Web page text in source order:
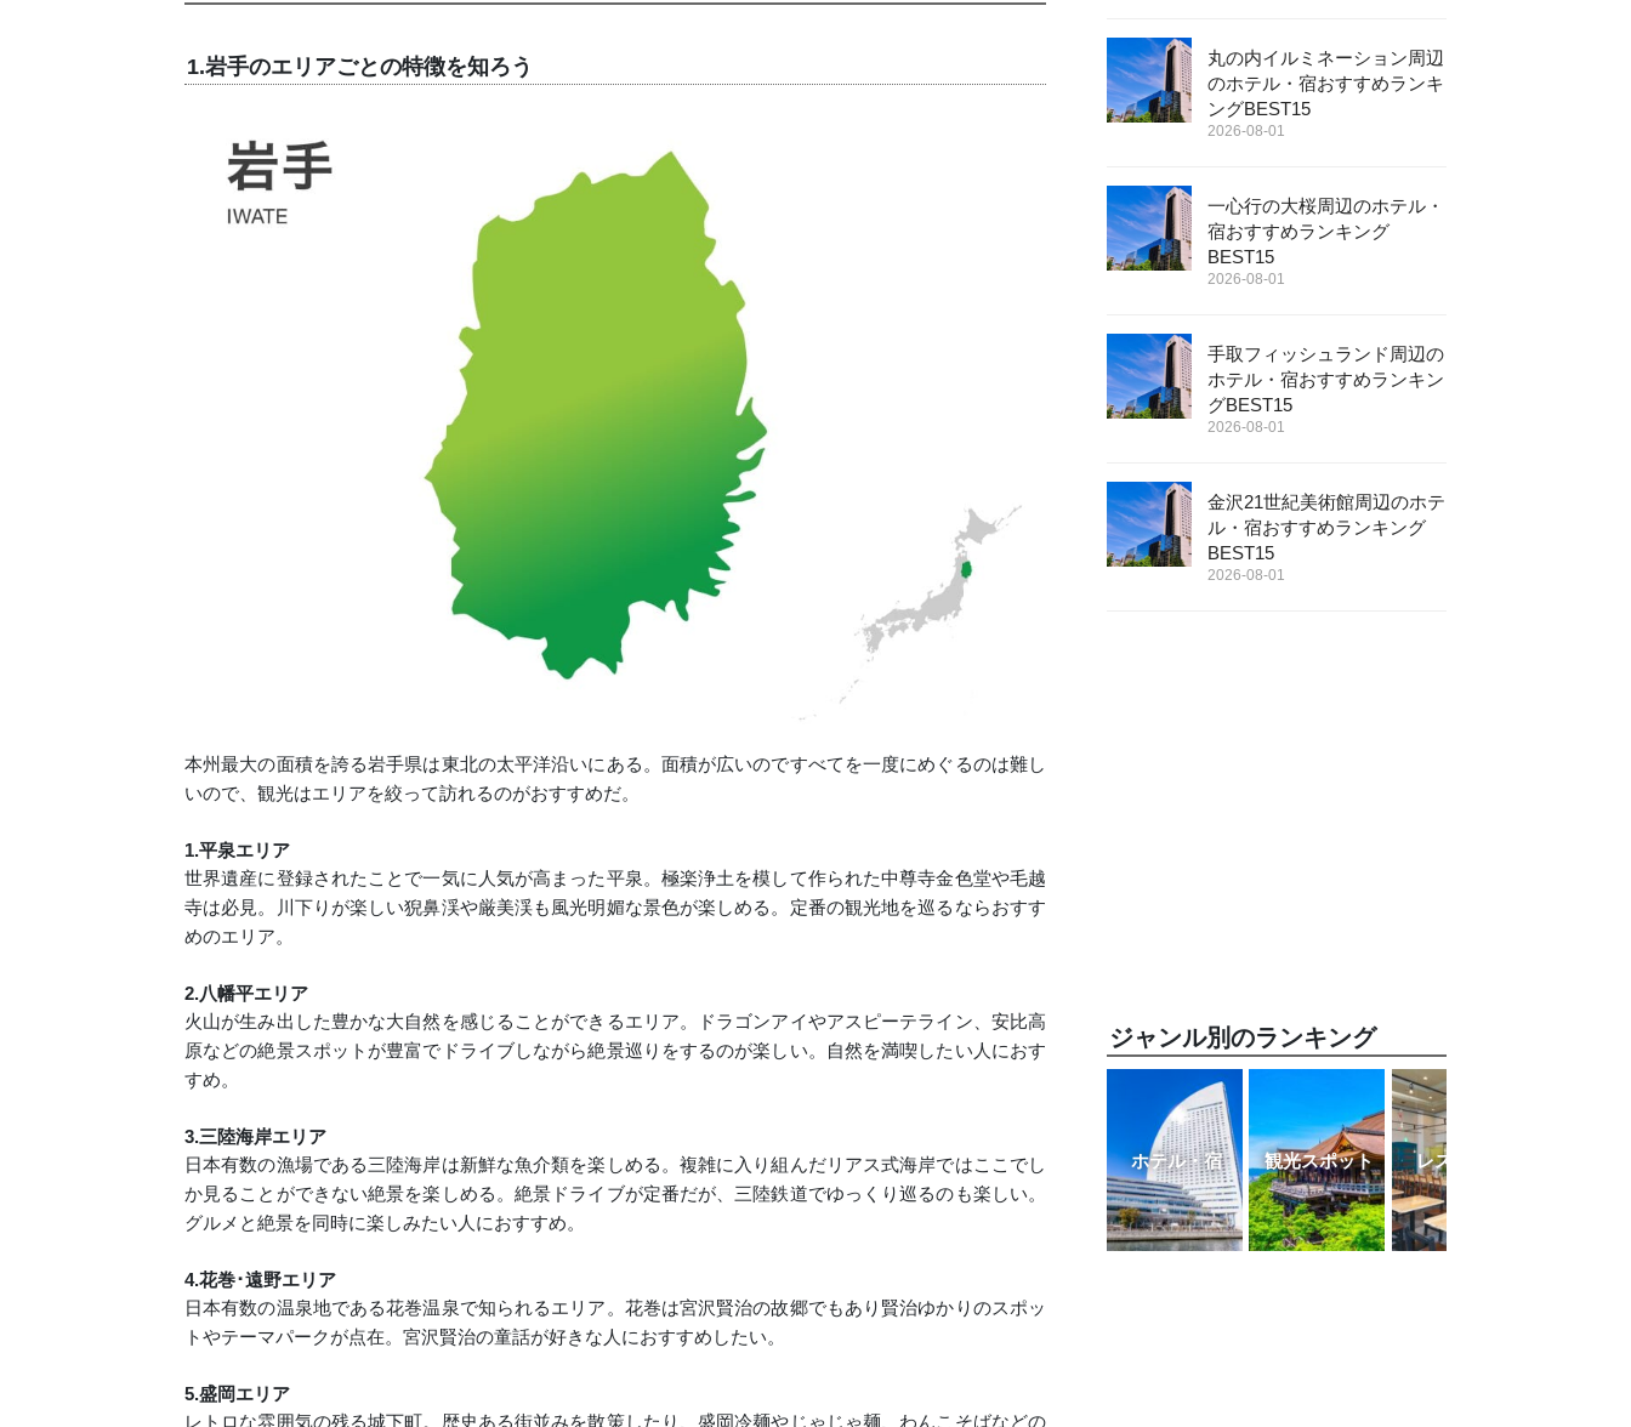
1.岩手のエリアごとの特徴を知ろう
本州最大の面積を誇る岩手県は東北の太平洋沿いにある。面積が広いのですべてを一度にめぐるのは難し
いので、観光はエリアを絞って訪れるのがおすすめだ。
1.平泉エリア
世界遺産に登録されたことで一気に人気が高まった平泉。極楽浄土を模して作られた中尊寺金色堂や毛越
寺は必見。川下りが楽しい猊鼻渓や厳美渓も風光明媚な景色が楽しめる。定番の観光地を巡るならおすす
めのエリア。
2.八幡平エリア
火山が生み出した豊かな大自然を感じることができるエリア。ドラゴンアイやアスピーテライン、安比高
原などの絶景スポットが豊富でドライブしながら絶景巡りをするのが楽しい。自然を満喫したい人におす
すめ。
3.三陸海岸エリア
日本有数の漁場である三陸海岸は新鮮な魚介類を楽しめる。複雑に入り組んだリアス式海岸ではここでし
か見ることができない絶景を楽しめる。絶景ドライブが定番だが、三陸鉄道でゆっくり巡るのも楽しい。
グルメと絶景を同時に楽しみたい人におすすめ。
4.花巻･遠野エリア
日本有数の温泉地である花巻温泉で知られるエリア。花巻は宮沢賢治の故郷でもあり賢治ゆかりのスポッ
トやテーマパークが点在。宮沢賢治の童話が好きな人におすすめしたい。
5.盛岡エリア
レトロな雰囲気の残る城下町。歴史ある街並みを散策したり、盛岡冷麺やじゃじゃ麺、わんこそばなどの
丸の内イルミネーション周辺
のホテル・宿おすすめランキ
ングBEST15
2026-08-01
一心行の大桜周辺のホテル・
宿おすすめランキング
BEST15
2026-08-01
手取フィッシュランド周辺の
ホテル・宿おすすめランキン
グBEST15
2026-08-01
金沢21世紀美術館周辺のホテ
ル・宿おすすめランキング
BEST15
2026-08-01
ジャンル別のランキング
ホテル・宿 観光スポット レストラン